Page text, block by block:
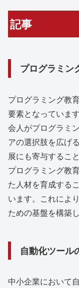
記事
プログラミン
プログラミング教
要素となっていま
会人がプログラミ
アの選択肢を広げ
展にも寄与するこ
プログラミング教
た人材を育成する
います。これによ
ための基盤を構築し
自動化ツール
中小企業において